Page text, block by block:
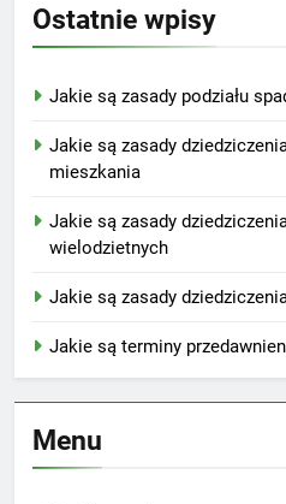
Ostatnie wpisy
Jakie są zasady podziału
Jakie są zasady
mieszkania
Jakie są zasady
wielodzietnych
Jakie są zasady
Jakie są terminy
Menu